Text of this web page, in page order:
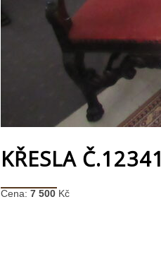
KŘESLA Č.12341
Cena: 7 500 Kč